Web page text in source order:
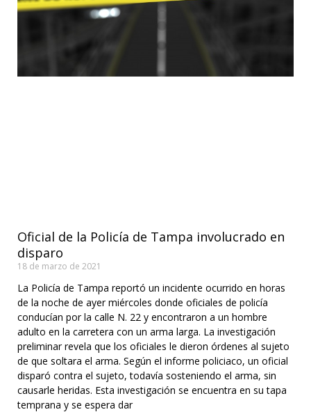
Oficial de la Policía de Tampa involucrado en
disparo
18 de marzo de 2021
La Policía de Tampa reportó un incidente ocurrido en horas
de la noche de ayer miércoles donde oficiales de policía
conducían por la calle N. 22 y encontraron a un hombre
adulto en la carretera con un arma larga. La investigación
preliminar revela que los oficiales le dieron órdenes al sujeto
de que soltara el arma. Según el informe policiaco, un oficial
disparó contra el sujeto, todavía sosteniendo el arma, sin
causarle heridas. Esta investigación se encuentra en su tapa
temprana y se espera dar